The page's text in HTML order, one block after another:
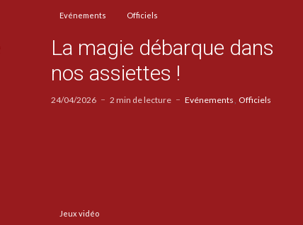
Evénements Officiels
La magie débarque dans
nos assiettes !
24/04/2026 2 min de lecture Evénements Officiels
Jeux vidéo